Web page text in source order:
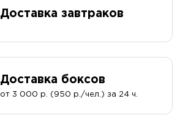
Доставка завтраков
Доставка боксов
от 3 000 р. (950 р./чел.) за 24 ч.